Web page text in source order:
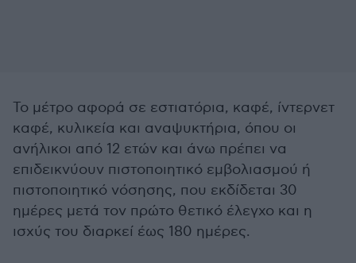
Το μέτρο αφορά σε εστιατόρια, καφέ, ίντερνετ
καφέ, κυλικεία και αναψυκτήρια, όπου οι
ανήλικοι από 12 ετών και άνω πρέπει να
επιδεικνύουν πιστοποιητικό εμβολιασμού ή
πιστοποιητικό νόσησης, που εκδίδεται 30
ημέρες μετά τον πρώτο θετικό έλεγχο και η
ισχύς του διαρκεί έως 180 ημέρες.